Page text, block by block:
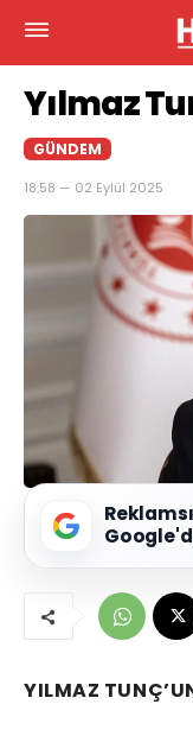
Yılmaz
GÜNDEM
18:58 — 02 Eylül 2025
YILMAZ